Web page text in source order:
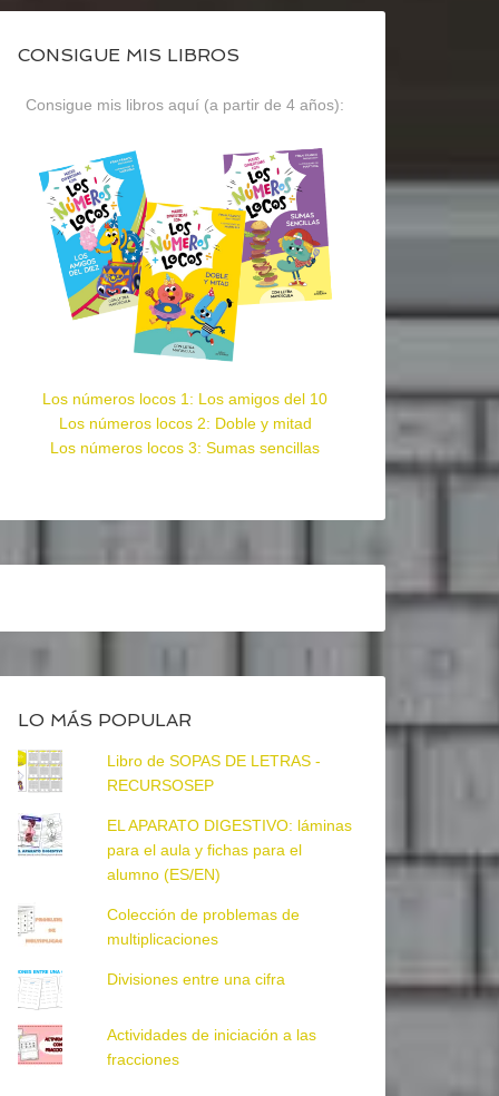
CONSIGUE MIS LIBROS
Consigue mis libros aquí (a partir de 4 años):
Los números locos 1: Los amigos del 10
Los números locos 2: Doble y mitad
Los números locos 3: Sumas sencillas
LO MÁS POPULAR
Libro de SOPAS DE LETRAS -
RECURSOSEP
EL APARATO DIGESTIVO: láminas
para el aula y fichas para el
alumno (ES/EN)
Colección de problemas de
multiplicaciones
Divisiones entre una cifra
Actividades de iniciación a las
fracciones